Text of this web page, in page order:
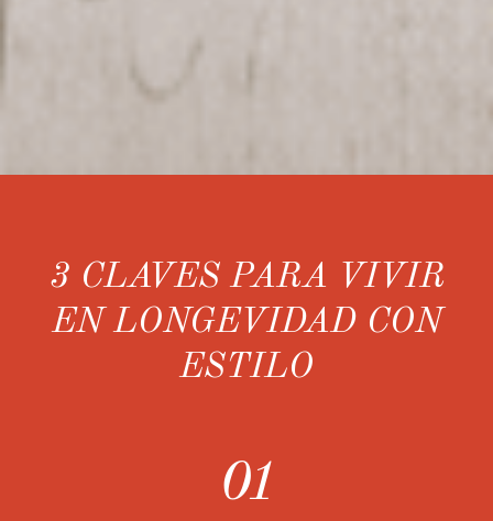
3 CLAVES PARA VIVIR
EN LONGEVIDAD CON
ESTILO
01